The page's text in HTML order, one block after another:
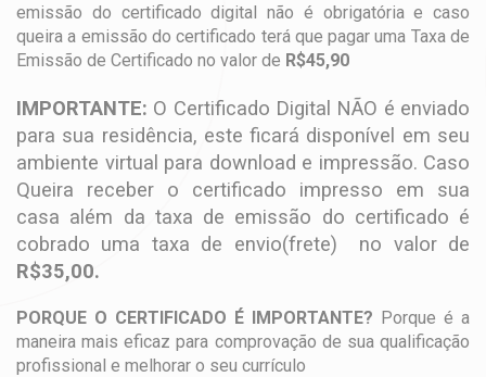
emissão do certificado digital não é obrigatória e caso
queira a emissão do certificado terá que pagar uma Taxa de
Emissão de Certificado no valor de R$45,90
IMPORTANTE: O Certificado Digital NÃO é enviado
para sua residência, este ficará disponível em seu
ambiente virtual para download e impressão. Caso
Queira receber o certificado impresso em sua
casa além da taxa de emissão do certificado é
cobrado uma taxa de envio(frete) no valor de
R$35,00.
PORQUE O CERTIFICADO É IMPORTANTE? Porque é a
maneira mais eficaz para comprovação de sua qualificação
profissional e melhorar o seu currículo